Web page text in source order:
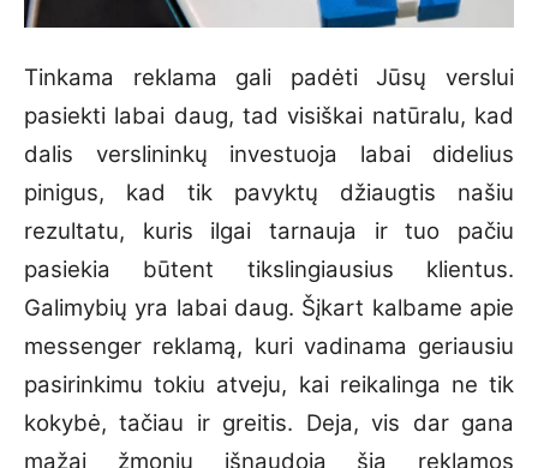
Tinkama reklama gali padėti Jūsų verslui
pasiekti labai daug, tad visiškai natūralu, kad
dalis verslininkų investuoja labai didelius
pinigus, kad tik pavyktų džiaugtis našiu
rezultatu, kuris ilgai tarnauja ir tuo pačiu
pasiekia būtent tikslingiausius klientus.
Galimybių yra labai daug. Šįkart kalbame apie
messenger reklamą, kuri vadinama geriausiu
pasirinkimu tokiu atveju, kai reikalinga ne tik
kokybė, tačiau ir greitis. Deja, vis dar gana
mažai žmonių išnaudoja šią reklamos